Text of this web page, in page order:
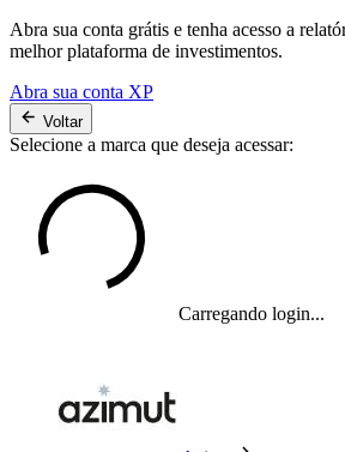
Abra sua conta grátis e tenha acesso a
melhor plataforma de investimentos.
Abra sua conta XP
Voltar
Selecione a marca que deseja acessar:
Carregando login...